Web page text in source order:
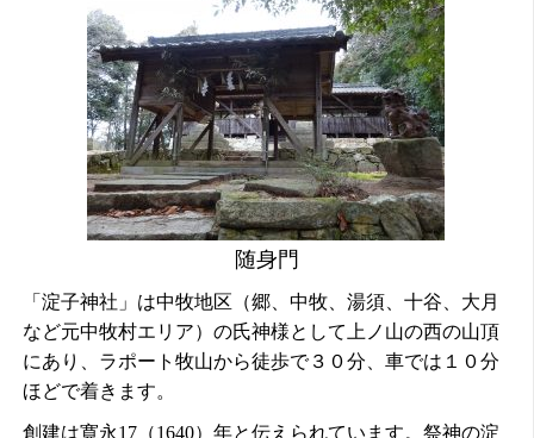
随身門
「淀子神社」 は中牧地区（郷、中牧、湯須、十谷、大月
など元中牧村エリア）の氏神様として上ノ山の西の山頂
にあり、ラポート牧山から徒歩で３０分、車では１０分
ほどで着きます。
創建は寛永17 （1640）年と伝えられています。祭神の淀